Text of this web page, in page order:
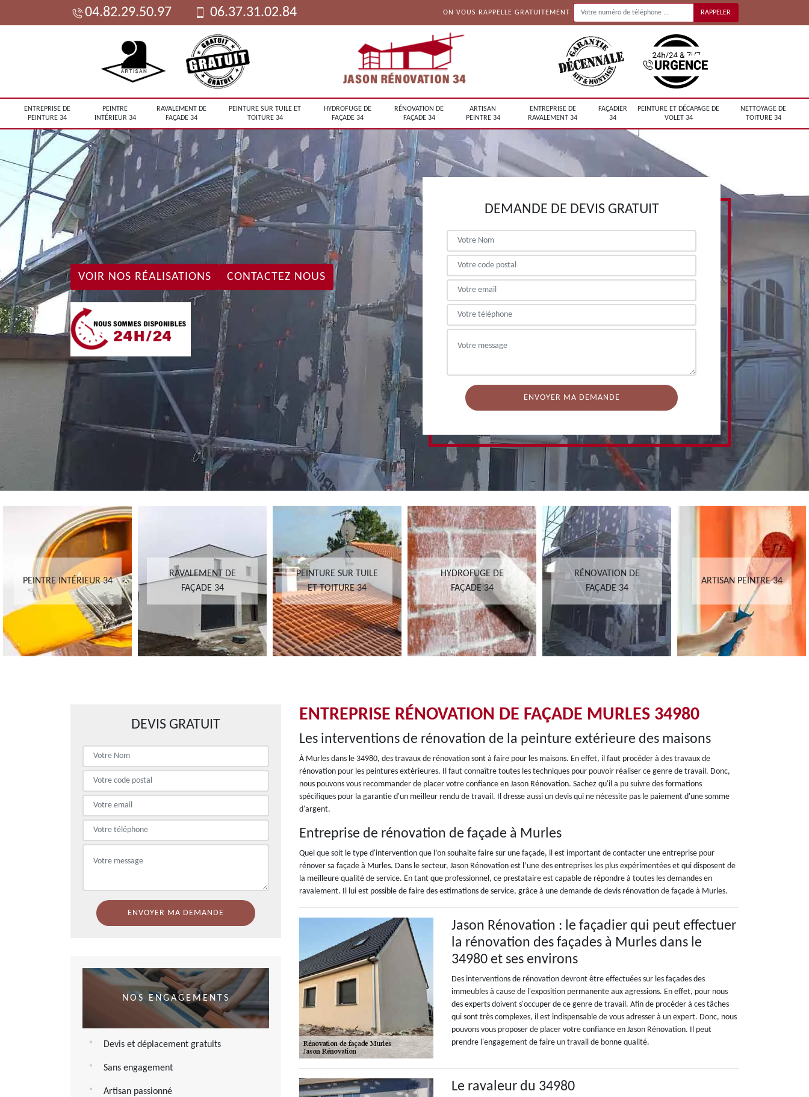
04.82.29.50.97 06.37.31.02.84 ON VOUS RAPPELLE GRATUITEMENT
ENTREPRISE DE
PEINTURE 34
PEINTRE
INTÉRIEUR 34
RAVALEMENT DE
FAÇADE 34
PEINTURE SUR TUILE ET
TOITURE 34
HYDROFUGE DE
FAÇADE 34
RÉNOVATION DE
FAÇADE 34
ARTISAN
PEINTRE 34
ENTREPRISE DE
RAVALEMENT 34
FAÇADIER
34
PEINTURE ET DÉCAPAGE DE
VOLET 34
NETTOYAGE DE
TOITURE 34
VOIR NOS RÉALISATIONS CONTACTEZ NOUS
DEMANDE DE DEVIS GRATUIT
PEINTRE INTÉRIEUR 34
RAVALEMENT DE
FAÇADE 34
PEINTURE SUR TUILE
ET TOITURE 34
HYDROFUGE DE
FAÇADE 34
RÉNOVATION DE
FAÇADE 34
ARTISAN PEINTRE 34
DEVIS GRATUIT
NOS ENGAGEMENTS
Devis et déplacement gratuits
Sans engagement
Artisan passionné
ENTREPRISE RÉNOVATION DE FAÇADE MURLES 34980
Les interventions de rénovation de la peinture extérieure des maisons
À Murles dans le 34980, des travaux de rénovation sont à faire pour les maisons. En effet, il faut procéder à des travaux de
rénovation pour les peintures extérieures. Il faut connaître toutes les techniques pour pouvoir réaliser ce genre de travail. Donc,
nous pouvons vous recommander de placer votre confiance en Jason Rénovation. Sachez qu'il a pu suivre des formations
spécifiques pour la garantie d'un meilleur rendu de travail. Il dresse aussi un devis qui ne nécessite pas le paiement d'une somme
d'argent.
Entreprise de rénovation de façade à Murles
Quel que soit le type d'intervention que l’on souhaite faire sur une façade, il est important de contacter une entreprise pour
rénover sa façade à Murles. Dans le secteur, Jason Rénovation est l’une des entreprises les plus expérimentées et qui disposent de
la meilleure qualité de service. En tant que professionnel, ce prestataire est capable de répondre à toutes les demandes en
ravalement. Il lui est possible de faire des estimations de service, grâce à une demande de devis rénovation de façade à Murles.
Jason Rénovation : le façadier qui peut effectuer
la rénovation des façades à Murles dans le
34980 et ses environs
Des interventions de rénovation devront être effectuées sur les façades des
immeubles à cause de l'exposition permanente aux agressions. En effet, pour nous
des experts doivent s'occuper de ce genre de travail. Afin de procéder à ces tâches
qui sont très complexes, il est indispensable de vous adresser à un expert. Donc, nous
pouvons vous proposer de placer votre confiance en Jason Rénovation. Il peut
prendre l'engagement de faire un travail de bonne qualité.
Le ravaleur du 34980